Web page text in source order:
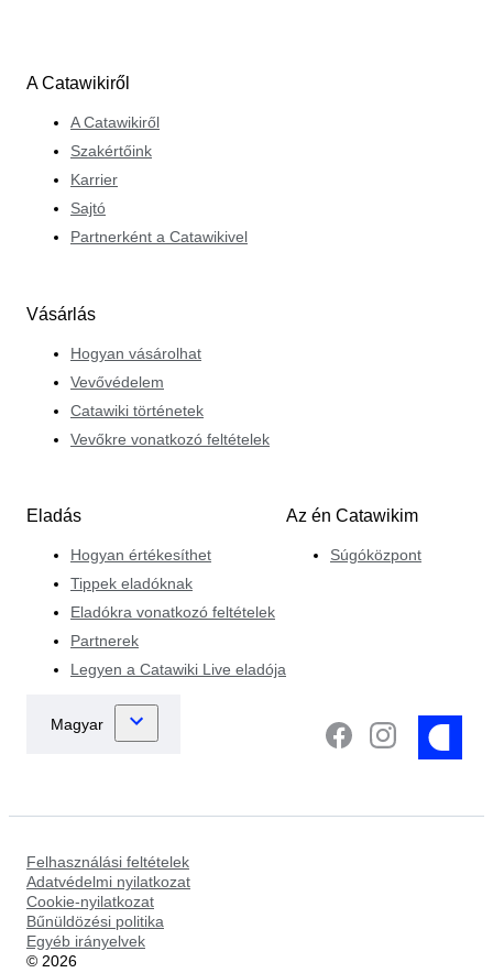
A Catawikiről
A Catawikiről
Szakértőink
Karrier
Sajtó
Partnerként a Catawikivel
Vásárlás
Hogyan vásárolhat
Vevővédelem
Catawiki történetek
Vevőkre vonatkozó feltételek
Eladás
Hogyan értékesíthet
Tippek eladóknak
Eladókra vonatkozó feltételek
Partnerek
Legyen a Catawiki Live eladója
Az én Catawikim
Súgóközpont
Felhasználási feltételek
Adatvédelmi nyilatkozat
Cookie-nyilatkozat
Bűnüldözési politika
Egyéb irányelvek
© 2026